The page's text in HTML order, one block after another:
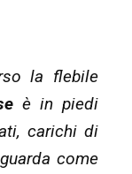
la flebile
è in piedi
carichi di
come